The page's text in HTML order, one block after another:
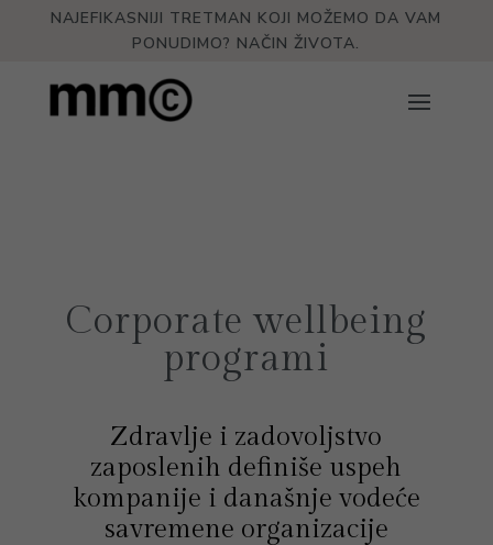
NAJEFIKASNIJI TRETMAN KOJI MOŽEMO DA VAM
PONUDIMO? NAČIN ŽIVOTA.
Corporate wellbeing
programi
Zdravlje i zadovoljstvo
zaposlenih definiše uspeh
kompanije i današnje vodeće
savremene organizacije